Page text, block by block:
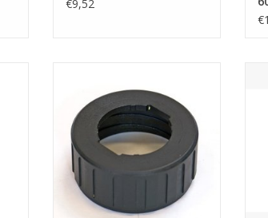
€9,52
modellen MK spuiten.
TOEVOEGEN AAN WINKELWAGEN